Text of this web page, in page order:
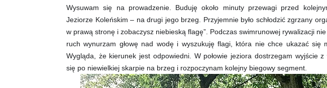
Wysuwam się na prowadzenie. Buduję około minuty przewagi przed
Jeziorze Koleńskim – na drugi jego brzeg. Przyjemnie było schłodzić zgrzany
w prawą stronę i zobaczysz niebieską flagę”. Podczas swimrunowej rywalizacji
ruch wynurzam głowę nad wodę i wyszukuję flagi, która nie chce ukazać
Wygląda, że kierunek jest odpowiedni. W połowie jeziora dostrzegam wyjście
się po niewielkiej skarpie na brzeg i rozpoczynam kolejny biegowy segment.